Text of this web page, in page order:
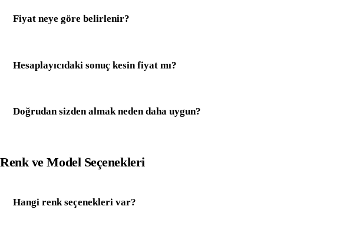
Fiyat neye göre belirlenir?
Hesaplayıcıdaki sonuç kesin fiyat mı?
Doğrudan sizden almak neden daha uygun?
Renk ve Model Seçenekleri
Hangi renk seçenekleri var?